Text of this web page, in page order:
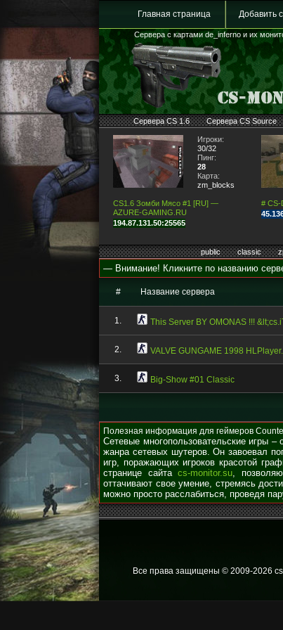
Главная страница Добавить
Сервера с картами de_inferno и их
Сервера CS 1.6 Сервера CS Source
Игроки:
30/32
Пинг:
28
Карта:
zm_blocks
CS1.6 Зомби Мясо #1 [RU] —
AZURE-GAMING.RU
194.87.131.50:25565
#
public classic
— Внимание! Кликните по названию
# Название сервера
1. This Server BY OMONAS !!!
2. VALVE GUNGAME 1998
3. Big-Show #01 Classic
Полезная информация для геймеров
Сетевые многопользовательские игры –
жанра сетевых шутеров. Он завоевал
игр, поражающих игроков красотой
странице сайта cs-monitor.su,
оттачивают свое умение, стремясь
можно просто расслабиться, проведя
Все права защищены © 2009-2026